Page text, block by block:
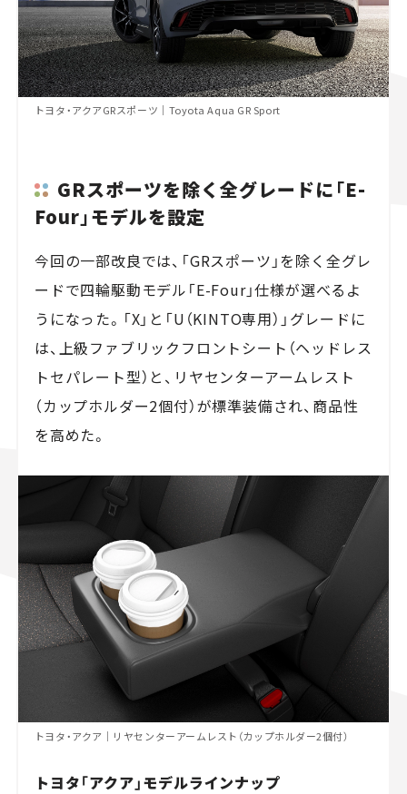
トヨタ・アクアGRスポーツ｜Toyota Aqua GR Sport
GRスポーツを除く全グレードに「E-
Four」モデルを設定
今回の一部改良では、「GRスポーツ」を除く全グレ
ードで四輪駆動モデル「E-Four」仕様が選べるよ
うになった。「X」と「U（KINTO専用）」グレードに
は、上級ファブリックフロントシート（ヘッドレス
トセパレート型）と、リヤセンターアームレスト
（カップホルダー2個付）が標準装備され、商品性
を高めた。
トヨタ・アクア｜リヤセンターアームレスト（カップホルダー2個付）
トヨタ「アクア」モデルラインナップ